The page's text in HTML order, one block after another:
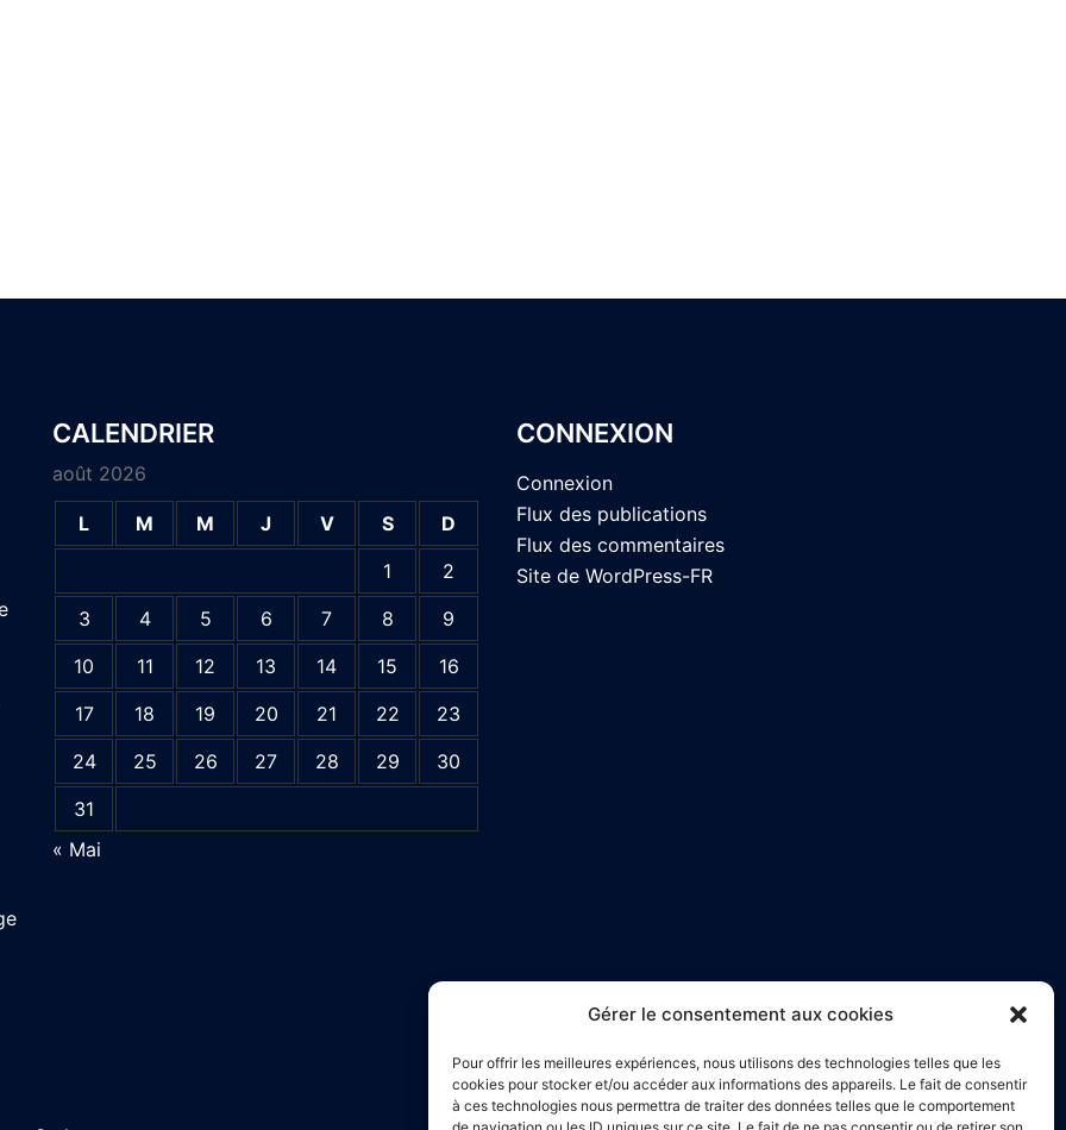
Gérer le consentement aux cookies
Pour offrir les meilleures expériences, nous utilisons des technologies telles que les
cookies pour stocker et/ou accéder aux informations des appareils. Le fait de consentir
à ces technologies nous permettra de traiter des données telles que le comportement
CALENDRIER
août 2026
L M M J V S
D
1
2
3
4 5 6 7 8
9
10
11 12 13 14 15
16
17
18 19 20 21 22
23
24
25 26 27 28 29
30
31
« Mai
CONNEXION
Connexion
Flux des publications
Flux des commentaires
Site de WordPress-FR